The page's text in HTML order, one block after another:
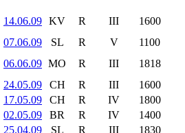
14.06.09 KV R III 1600
07.06.09
SL R V 1100
06.06.09 MO R III 1818
24.05.09
CH R III 1600
17.05.09
CH R IV 1800
02.05.09
BR R IV 1400
25.04.09
SL R III 1830